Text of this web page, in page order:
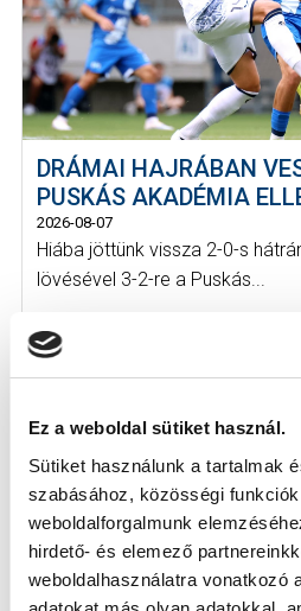
Ez a weboldal sütiket használ.
Sütiket használunk a tartalmak
szabásához, közösségi
weboldalforgalmunk
hirdető- és elemező
weboldalhasználatra vonatkozó
DRÁMAI HAJRÁBAN
PUSKÁS AKADÉMIA
2026-08-07
Hiába jöttünk vissza 2-0-s
lövésével 3-2-re a Puskás...
KÖVETKEZŐ MÉRKŐZÉS
2026-08-09
SÁNDOR KÁROLY